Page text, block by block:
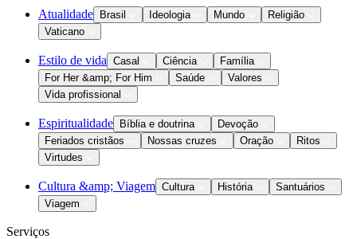
Atualidade Brasil Ideologia Mundo
Religião
Vaticano
Estilo de vida Casal Ciência
Família
For Her &amp; For Him
Saúde
Valores
Vida profissional
Espiritualidade Bíblia e doutrina
Devoção
Feriados cristãos
Nossas cruzes Oração
Ritos
Virtudes
Cultura &amp; Viagem Cultura História
Santuários
Viagem
Serviços